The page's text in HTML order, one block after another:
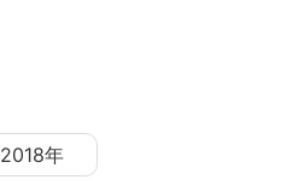
2018年